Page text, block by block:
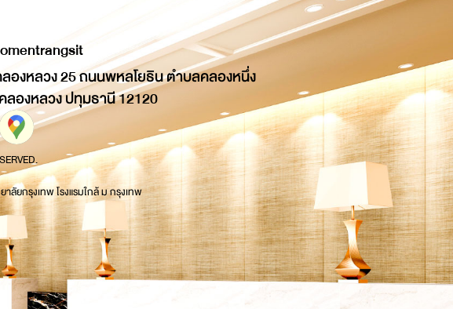
องหลวง 25 ถนนพหลโยธิน ตำบลคลองหนึ่ง
ลองหลวง ปทุมธานี 12120
ลัยกรุงเทพ โรงแรมใกล้ ม กรุงเทพ